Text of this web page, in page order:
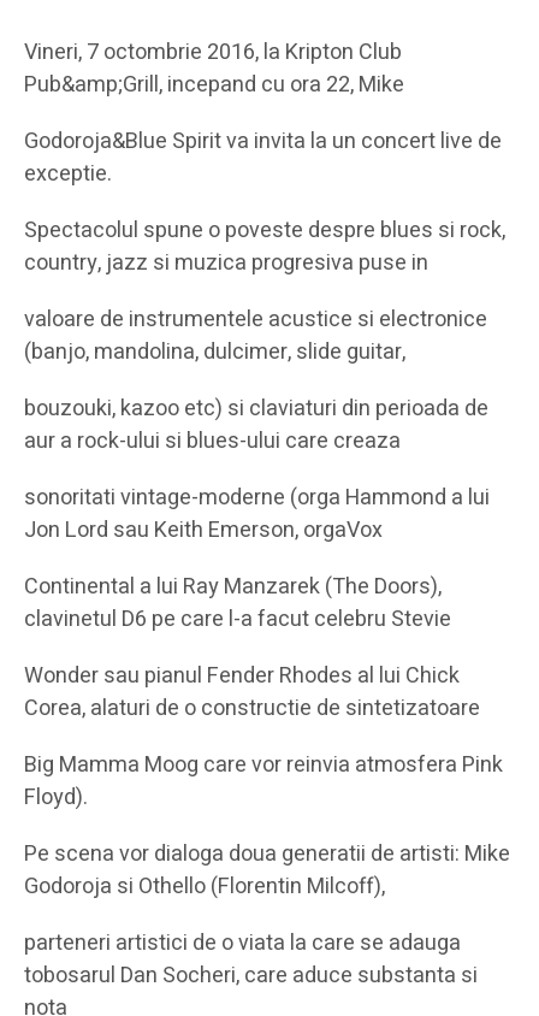
Vineri, 7 octombrie 2016, la Kripton Club
Pub&amp;Grill, incepand cu ora 22, Mike
Godoroja&Blue Spirit va invita la un concert live de
exceptie.
Spectacolul spune o poveste despre blues si rock,
country, jazz si muzica progresiva puse in
valoare de instrumentele acustice si electronice
(banjo, mandolina, dulcimer, slide guitar,
bouzouki, kazoo etc) si claviaturi din perioada de
aur a rock-ului si blues-ului care creaza
sonoritati vintage-moderne (orga Hammond a lui
Jon Lord sau Keith Emerson, orgaVox
Continental a lui Ray Manzarek (The Doors),
clavinetul D6 pe care l-a facut celebru Stevie
Wonder sau pianul Fender Rhodes al lui Chick
Corea, alaturi de o constructie de sintetizatoare
Big Mamma Moog care vor reinvia atmosfera Pink
Floyd).
Pe scena vor dialoga doua generatii de artisti: Mike
Godoroja si Othello (Florentin Milcoff),
parteneri artistici de o viata la care se adauga
tobosarul Dan Socheri, care aduce substanta si
nota